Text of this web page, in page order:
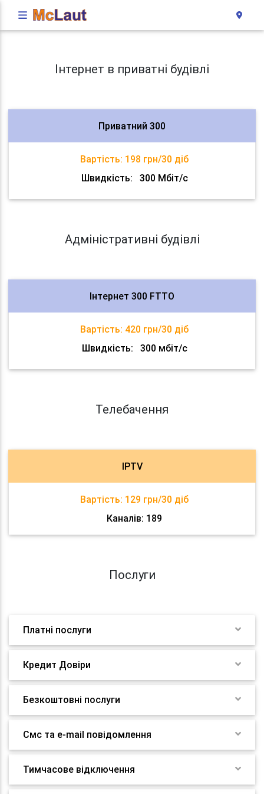
Інтернет в приватні будівлі
Приватний 300
Вартість: 198 грн/30 діб
Швидкість:
300 Мбіт/с
Адміністративні будівлі
Інтернет 300 FTTO
Вартість: 420 грн/30 діб
Швидкість:
300 мбіт/с
Телебачення
IPTV
Вартість: 129 грн/30 діб
Каналів: 189
Послуги
Платні послуги
Кредит Довіри
Безкоштовні послуги
Смс та e-mail повідомлення
Тимчасове відключення